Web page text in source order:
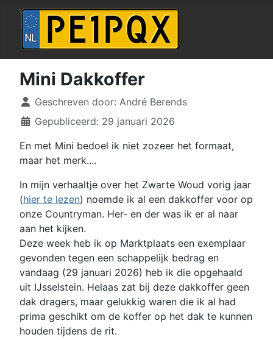
Mini Dakkoffer
DetailsGeschreven door: André Berends
Gepubliceerd: 29 januari 2026
En met Mini bedoel ik niet zozeer het formaat,
maar het merk....
In mijn verhaaltje over het Zwarte Woud vorig jaar
(hier te lezen) noemde ik al een dakkoffer voor op
onze Countryman. Her- en der was ik er al naar
aan het kijken.
Deze week heb ik op Marktplaats een exemplaar
gevonden tegen een schappelijk bedrag en
vandaag (29 januari 2026) heb ik die opgehaald
uit IJsselstein. Helaas zat bij deze dakkoffer geen
dak dragers, maar gelukkig waren die ik al had
prima geschikt om de koffer op het dak te kunnen
houden tijdens de rit.